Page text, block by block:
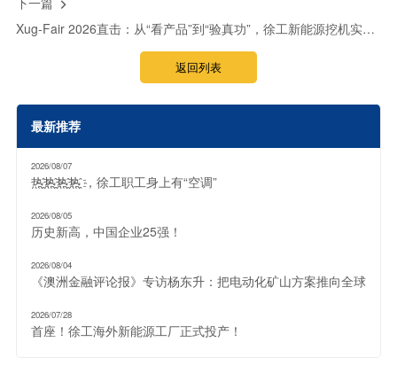

Xug-Fair 2026直击：从“看产品”到“验真功”，徐工新能源挖机实力圈粉！
返回列表
最新推荐
2026/08/07
热҈热҈热҈热҈ ，徐工职工身上有“空调”
2026/08/05
历史新高，中国企业25强！
2026/08/04
《澳洲金融评论报》专访杨东升：把电动化矿山方案推向全球
2026/07/28
首座！徐工海外新能源工厂正式投产！